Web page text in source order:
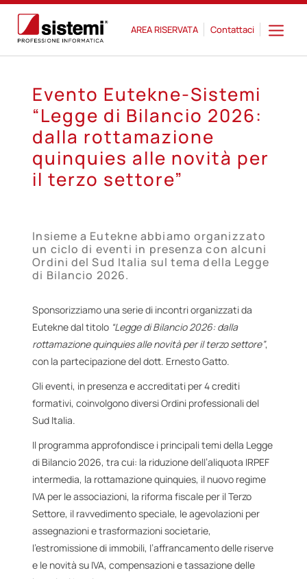
AREA RISERVATA Contattaci
Evento Eutekne-Sistemi
“Legge di Bilancio 2026:
dalla rottamazione
quinquies alle novità per
il terzo settore”
Insieme a Eutekne abbiamo organizzato
un ciclo di eventi in presenza con alcuni
Ordini del Sud Italia sul tema della Legge
di Bilancio 2026.
Sponsorizziamo una serie di incontri organizzati da
Eutekne dal titolo “Legge di Bilancio 2026: dalla
rottamazione quinquies alle novità per il terzo settore”,
con la partecipazione del dott. Ernesto Gatto.
Gli eventi, in presenza e accreditati per 4 crediti
formativi, coinvolgono diversi Ordini professionali del
Sud Italia.
Il programma approfondisce i principali temi della Legge
di Bilancio 2026, tra cui: la riduzione dell’aliquota IRPEF
intermedia, la rottamazione quinquies, il nuovo regime
IVA per le associazioni, la riforma fiscale per il Terzo
Settore, il ravvedimento speciale, le agevolazioni per
assegnazioni e trasformazioni societarie,
l’estromissione di immobili, l’affrancamento delle riserve
e le novità su IVA, compensazioni e tassazione delle